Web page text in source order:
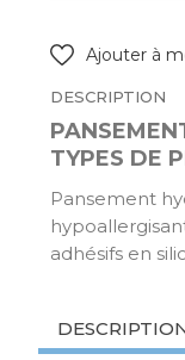
Ajouter à
DESCRIPTION
TYPES DE
Pansement
adhésifs en